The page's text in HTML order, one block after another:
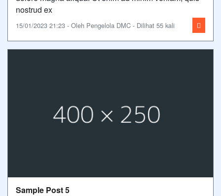
nostrud ex
15/01/2023 21:23 - Oleh Pengelola DMC - Dilihat 55 kali
Sample Post 5